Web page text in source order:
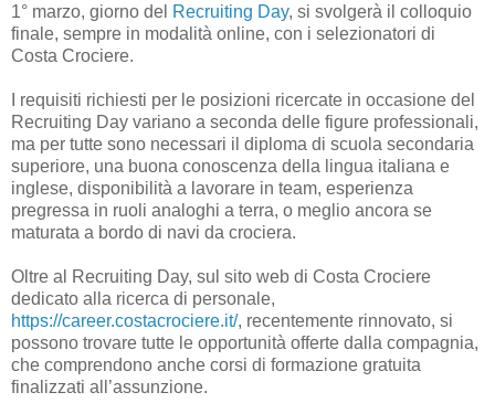
1° marzo, giorno del Recruiting Day, si svolgerà il colloquio
finale, sempre in modalità online, con i selezionatori di
Costa Crociere.
I requisiti richiesti per le posizioni ricercate in occasione del
Recruiting Day variano a seconda delle figure professionali,
ma per tutte sono necessari il diploma di scuola secondaria
superiore, una buona conoscenza della lingua italiana e
inglese, disponibilità a lavorare in team, esperienza
pregressa in ruoli analoghi a terra, o meglio ancora se
maturata a bordo di navi da crociera.
Oltre al Recruiting Day, sul sito web di Costa Crociere
dedicato alla ricerca di personale,
https://career.costacrociere.it/, recentemente rinnovato, si
possono trovare tutte le opportunità offerte dalla compagnia,
che comprendono anche corsi di formazione gratuita
finalizzati all’assunzione.